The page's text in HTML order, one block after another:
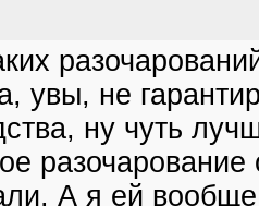
увы, не
ну чуть
А я ей